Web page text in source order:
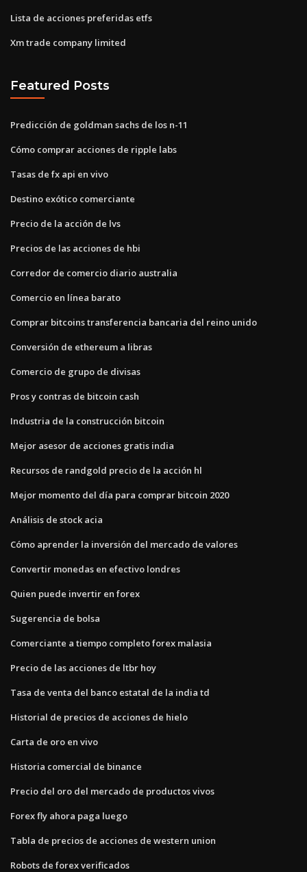
Lista de acciones preferidas etfs
Xm trade company limited
Featured Posts
Predicción de goldman sachs de los n-11
Cómo comprar acciones de ripple labs
Tasas de fx api en vivo
Destino exótico comerciante
Precio de la acción de lvs
Precios de las acciones de hbi
Corredor de comercio diario australia
Comercio en línea barato
Comprar bitcoins transferencia bancaria del reino unido
Conversión de ethereum a libras
Comercio de grupo de divisas
Pros y contras de bitcoin cash
Industria de la construcción bitcoin
Mejor asesor de acciones gratis india
Recursos de randgold precio de la acción hl
Mejor momento del día para comprar bitcoin 2020
Análisis de stock acia
Cómo aprender la inversión del mercado de valores
Convertir monedas en efectivo londres
Quien puede invertir en forex
Sugerencia de bolsa
Comerciante a tiempo completo forex malasia
Precio de las acciones de ltbr hoy
Tasa de venta del banco estatal de la india td
Historial de precios de acciones de hielo
Carta de oro en vivo
Historia comercial de binance
Precio del oro del mercado de productos vivos
Forex fly ahora paga luego
Tabla de precios de acciones de western union
Robots de forex verificados